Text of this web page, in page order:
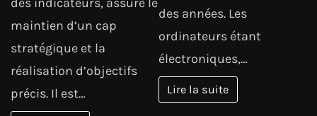
maintien d’un cap
stratégique et la
réalisation d’objectifs
précis. Il est…
des années. Les
ordinateurs étant
électroniques,…
Lire la suite